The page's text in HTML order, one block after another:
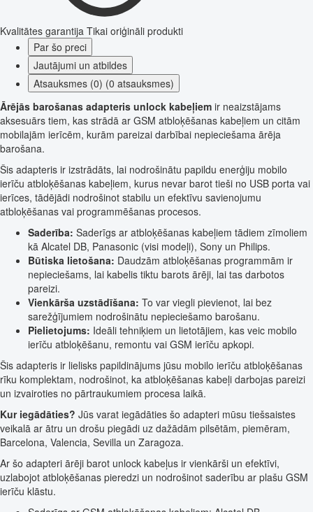
Kvalitātes garantija Tikai oriģināli produkti
Par šo preci
Jautājumi un atbildes
Atsauksmes (0) (0 atsauksmes)
Ārējās barošanas adapteris unlock kabeļiem ir neaizstājams
aksesuārs tiem, kas strādā ar GSM atbloķēšanas kabeļiem un citām
mobilajām ierīcēm, kurām pareizai darbībai nepieciešama ārēja
barošana.
Šis adapteris ir izstrādāts, lai nodrošinātu papildu enerģiju mobilo
ierīču atbloķēšanas kabeļiem, kurus nevar barot tieši no USB porta vai
ierīces, tādējādi nodrošinot stabilu un efektīvu savienojumu
atbloķēšanas vai programmēšanas procesos.
Saderība: Saderīgs ar atbloķēšanas kabeļiem tādiem zīmoliem
kā Alcatel DB, Panasonic (visi modeļi), Sony un Philips.
Būtiska lietošana: Daudzām atbloķēšanas programmām ir
nepieciešams, lai kabelis tiktu barots ārēji, lai tas darbotos
pareizi.
Vienkārša uzstādīšana: To var viegli pievienot, lai bez
sarežģījumiem nodrošinātu nepieciešamo barošanu.
Pielietojums: Ideāli tehniķiem un lietotājiem, kas veic mobilo
ierīču atbloķēšanu, remontu vai GSM ierīču apkopi.
Šis adapteris ir lielisks papildinājums jūsu mobilo ierīču atbloķēšanas
rīku komplektam, nodrošinot, ka atbloķēšanas kabeļi darbojas pareizi
un izvairoties no pārtraukumiem procesa laikā.
Kur iegādāties? Jūs varat iegādāties šo adapteri mūsu tiešsaistes
veikalā ar ātru un drošu piegādi uz dažādām pilsētām, piemēram,
Barcelona, Valencia, Sevilla un Zaragoza.
Ar šo adapteri ārēji barot unlock kabeļus ir vienkārši un efektīvi,
uzlabojot atbloķēšanas pieredzi un nodrošinot saderību ar plašu GSM
ierīču klāstu.